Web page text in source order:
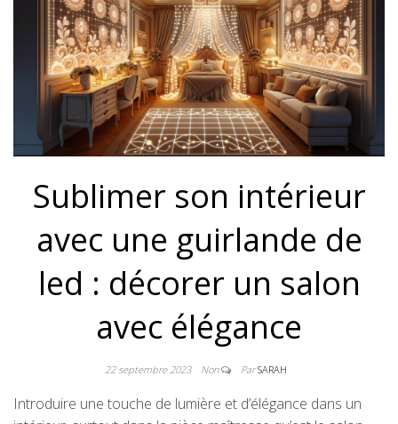
Sublimer son intérieur
avec une guirlande de
led : décorer un salon
avec élégance
22 septembre 2023 Non ParSARAH
Introduire une touche de lumière et d’élégance dans un